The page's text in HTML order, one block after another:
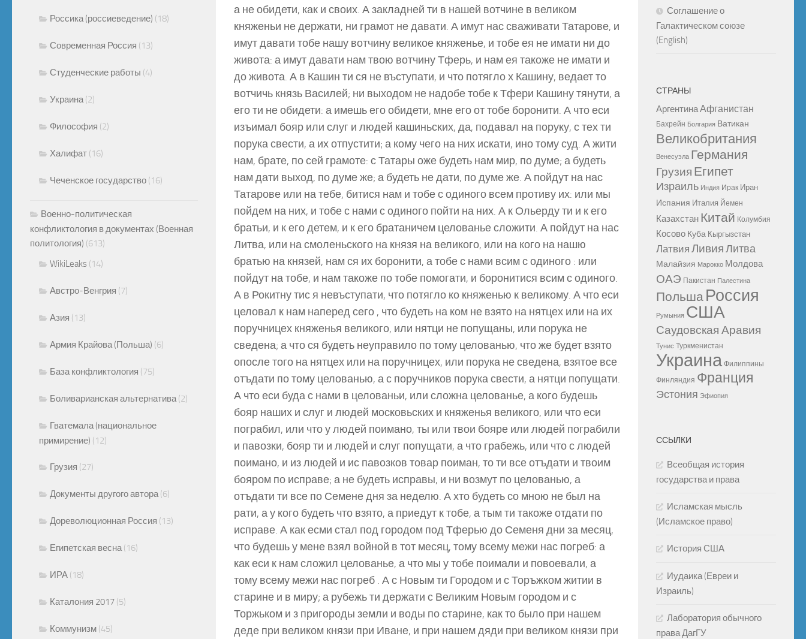
а не обидети, как и своих. А закладней ти в нашей вотчине в великом
княженьи не держати, ни грамот не давати. А имут нас сваживати Татарове, и
имут давати тобе нашу вотчину великое княженье, и тобе ея не имати ни до
живота: а имут давати нам твою вотчину Тферь, и нам ея такоже не имати и
до живота. А в Кашин ти ся не въступати, и что потягло х Кашину, ведает то
вотчичь князь Василей; ни выходом не надобе тобе к Тфери Кашину тянути, а
его ти не обидети: а имешь его обидети, мне его от тобе боронити. А что еси
изъимал бояр или слуг и людей кашиньских, да, подавал на поруку, с тех ти
порука свести, а их отпустити; а кому чего на них искати, ино тому суд. А жити
нам, брате, по сей грамоте: с Татары оже будеть нам мир, по думе; а будеть
нам дати выход, по думе же; а будеть не дати, по думе же. А пойдут на нас
Татарове или на тебе, битися нам и тобе с одиного всем противу их: или мы
пойдем на них, и тобе с нами с одиного пойти на них. А к Ольерду ти и к его
братьи, и к его детем, и к его братаничем целованье сложити. А пойдут на нас
Литва, или на смоленьского на князя на великого, или на кого на нашю
братью на князей, нам ся их боронити, а тобе с нами всим с одиного : или
пойдут на тобе, и нам такоже по тобе помогати, и боронитися всим с одиного.
А в Рокитну тис я невъступати, что потягло ко княженью к великому. А что еси
целовал к нам наперед сего , что будеть на ком не взято на нятцех или на их
поручницех княженья великого, или нятци не попущаны, или порука не
сведена; а что ся будеть неуправило по тому целованью, что же будет взято
опосле того на нятцех или на поручницех, или порука не сведена, взятое все
отъдати по тому целованью, а с поручников порука свести, а нятци попущати.
А что еси буда с нами в целованьи, или сложна целованье, а кого будешь
бояр наших и слуг и людей московьских и княженья великого, или что еси
пограбил, или что у людей поимано, ты или твои бояре или людей пограбили
и павозки, бояр ти и людей и слуг попущати, а что грабежь, или что с людей
поимано, и из людей и ис павозков товар поиман, то ти все отъдати и твоим
бояром по исправе; а не будеть исправы, и ни возмут по целованью, а
отъдати ти все по Семене дня за неделю. А хто будеть со мною не был на
рати, а у кого будеть что взято, а приедут к тобе, а тым ти такоже отдати по
исправе. А как есми стал под городом под Тферью до Семеня дни за месяц,
что будешь у мене взял войной в тот месяц, тому всему межи нас погреб: а
как еси к нам сложил целованье, а что мы у тобе поимали и повоевали, а
тому всему межи нас погреб . А с Новым ти Городом и с Торъжком житии в
старине и в миру; а рубежь ти держати с Великим Новым городом и с
Торжьком и з пригороды земли и воды по старине, как то было при нашем
деде при великом князи при Иване, и при нашем дяди при великом князи при
Россика (россиеведение) (18)
Современная Россия (13)
Студенческие работы (4)
Украина (2)
Философия (2)
Халифат (16)
Чеченское государство (16)
Военно-политическая
конфликтология в документах (Военная
политология) (613)
WikiLeaks (14)
Австро-Венгрия (7)
Азия (13)
Армия Крайова (Польша) (6)
База конфликтология (75)
Боливарианская альтернатива (2)
Гватемала (национальное
примирение) (12)
Грузия (27)
Документы другого автора (6)
Дореволюционная Россия (13)
Египетская весна (16)
ИРА (18)
Каталония 2017 (5)
Коммунизм (45)
Соглашение о
Галактическом союзе
(English)
СТРАНЫ
АргентинаАфганистан
Бахрейн Болгария Ватикан
Великобритания
Венесуэла Германия
Грузия Египет
Израиль Индия Ирак Иран
Испания Италия Йемен
Казахстан Китай Колумбия
Косово Куба Кыргызстан
Латвия ЛивияЛитва
Малайзия Марокко Молдова
ОАЭ Пакистан Палестина
Польша Россия
Румыния США
Саудовская Аравия
Тунис Туркменистан
Украина Филиппины
Финляндия Франция
Эстония Эфиопия
ССЫЛКИ
Всеобщая история
государства и права
Исламская мысль
(Исламское право)
История США
Иудаика (Евреи и
Израиль)
Лаборатория обычного
права ДагГУ